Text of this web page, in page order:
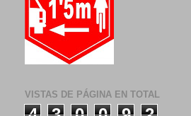
VISTAS DE PÁGINA EN TOTAL